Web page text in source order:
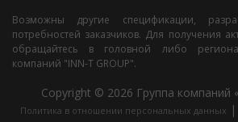
Возможны другие спецификации,
потребностей заказчиков. Для получения
обращайтесь в головной либо
компаний "INN-T GROUP".
Copyright © 2026 Группа компаний
Политика в отношении персональных данных |